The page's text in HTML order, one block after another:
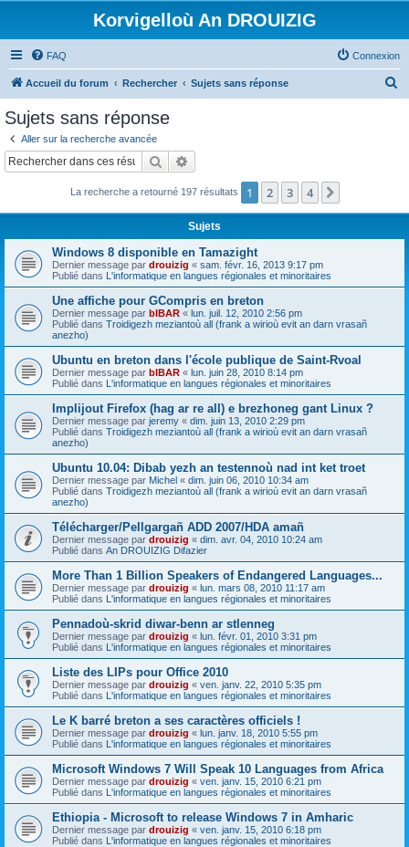
Korvigelloù An DROUIZIG
FAQ Connexion
Accueil du forum Rechercher Sujets sans réponse
c
Sujets sans réponse
Aller sur la recherche avancée
Rechercher
La recherche a retourné 197 résultats 1 2 3 4
Sujets
Windows 8 disponible en Tamazight
Dernier message par drouizig « sam. févr. 16, 2013 9:17 pm
Publié dans L'informatique en langues régionales et minoritaires
Une affiche pour GCompris en breton
Dernier message par bIBAR « lun. juil. 12, 2010 2:56 pm
Publié dans Troidigezh meziantoù all (frank a wirioù evit an darn vrasañ
anezho)
Ubuntu en breton dans l'école publique de Saint-Rvoal
Dernier message par bIBAR « lun. juin 28, 2010 8:14 pm
Publié dans L'informatique en langues régionales et minoritaires
Implijout Firefox (hag ar re all) e brezhoneg gant Linux ?
Dernier message par jeremy « dim. juin 13, 2010 2:29 pm
Publié dans Troidigezh meziantoù all (frank a wirioù evit an darn vrasañ
anezho)
Ubuntu 10.04: Dibab yezh an testennoù nad int ket troet
Dernier message par Michel « dim. juin 06, 2010 10:34 am
Publié dans Troidigezh meziantoù all (frank a wirioù evit an darn vrasañ
anezho)
Télécharger/Pellgargañ ADD 2007/HDA amañ
Dernier message par drouizig « dim. avr. 04, 2010 10:24 am
Publié dans An DROUIZIG Difazier
More Than 1 Billion Speakers of Endangered Languages...
Dernier message par drouizig « lun. mars 08, 2010 11:17 am
Publié dans L'informatique en langues régionales et minoritaires
Pennadoù-skrid diwar-benn ar stlenneg
Dernier message par drouizig « lun. févr. 01, 2010 3:31 pm
Publié dans L'informatique en langues régionales et minoritaires
Liste des LIPs pour Office 2010
Dernier message par drouizig « ven. janv. 22, 2010 5:35 pm
Publié dans L'informatique en langues régionales et minoritaires
Le K barré breton a ses caractères officiels !
Dernier message par drouizig « lun. janv. 18, 2010 5:55 pm
Publié dans L'informatique en langues régionales et minoritaires
Microsoft Windows 7 Will Speak 10 Languages from Africa
Dernier message par drouizig « ven. janv. 15, 2010 6:21 pm
Publié dans L'informatique en langues régionales et minoritaires
Ethiopia - Microsoft to release Windows 7 in Amharic
Dernier message par drouizig « ven. janv. 15, 2010 6:18 pm
Publié dans L'informatique en langues régionales et minoritaires